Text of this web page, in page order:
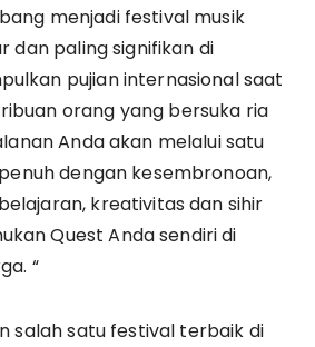
menjadi festival musik
paling signifikan di
pujian internasional saat
orang yang bersuka ria
Anda akan melalui satu
dengan kesembronoan,
kreativitas dan sihir
Quest Anda sendiri di
“
salah satu festival terbaik di